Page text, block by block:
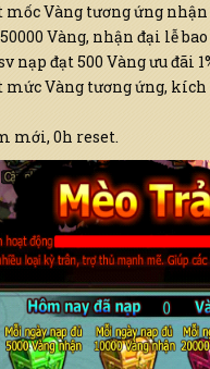
mốc Vàng tương ứng
Vàng, nhận đại lễ
nạp đạt 500 Vàng ưu đãi
mức Vàng tương ứng,
mới, 0h reset.